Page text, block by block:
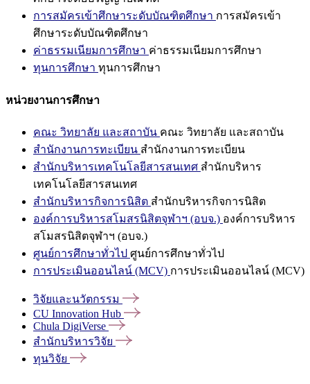
การสมัครเข้าศึกษาระดับบัณฑิตศึกษา การสมัครเข้า
ศึกษาระดับบัณฑิตศึกษา
ค่าธรรมเนียมการศึกษา ค่าธรรมเนียมการศึกษา
ทุนการศึกษา ทุนการศึกษา
หน่วยงานการศึกษา
คณะ วิทยาลัย และสถาบัน คณะ วิทยาลัย และสถาบัน
สำนักงานการทะเบียน สำนักงานการทะเบียน
สำนักบริหารเทคโนโลยีสารสนเทศ สำนักบริหาร
เทคโนโลยีสารสนเทศ
สำนักบริหารกิจการนิสิต สำนักบริหารกิจการนิสิต
องค์การบริหารสโมสรนิสิตจุฬาฯ (อบจ.) องค์การบริหาร
สโมสรนิสิตจุฬาฯ (อบจ.)
ศูนย์การศึกษาทั่วไป ศูนย์การศึกษาทั่วไป
การประเมินออนไลน์ (MCV) การประเมินออนไลน์ (MCV)
วิจัยและนวัตกรรม
CU Innovation Hub
Chula DigiVerse
สำนักบริหารวิจัย
ทุนวิจัย